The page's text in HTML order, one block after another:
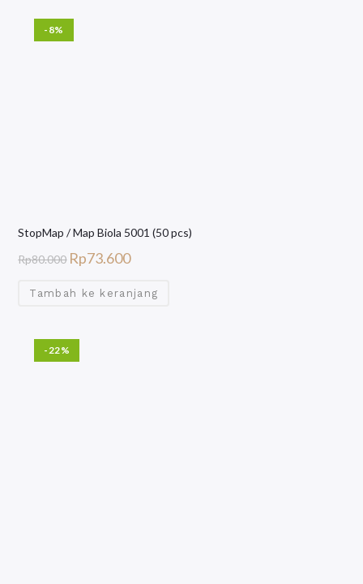
-8%
StopMap / Map Biola 5001 (50 pcs)
Rp80.000 Rp73.600
Tambah ke keranjang
-22%